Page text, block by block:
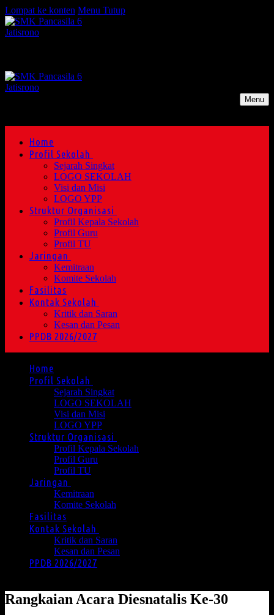
Lompat ke konten Menu Tutup
Menu
Home
Profil Sekolah
Sejarah Singkat
LOGO SEKOLAH
Visi dan Misi
LOGO YPP
Struktur Organisasi
Profil Kepala Sekolah
Profil Guru
Profil TU
Jaringan
Kemitraan
Komite Sekolah
Fasilitas
Kontak Sekolah
Kritik dan Saran
Kesan dan Pesan
PPDB 2026/2027
Home
Profil Sekolah
Sejarah Singkat
LOGO SEKOLAH
Visi dan Misi
LOGO YPP
Struktur Organisasi
Profil Kepala Sekolah
Profil Guru
Profil TU
Jaringan
Kemitraan
Komite Sekolah
Fasilitas
Kontak Sekolah
Kritik dan Saran
Kesan dan Pesan
PPDB 2026/2027
Rangkaian Acara Diesnatalis Ke-30